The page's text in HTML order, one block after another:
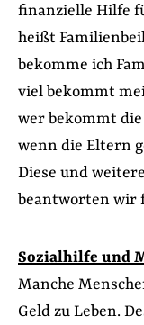
finanzielle Hilfe
heißt
bekomme ich
viel bekommt
wer bekommt
wenn die Eltern
Diese und
beantworten wir
Sozialhilfe und
Manche
Geld zu Leben.